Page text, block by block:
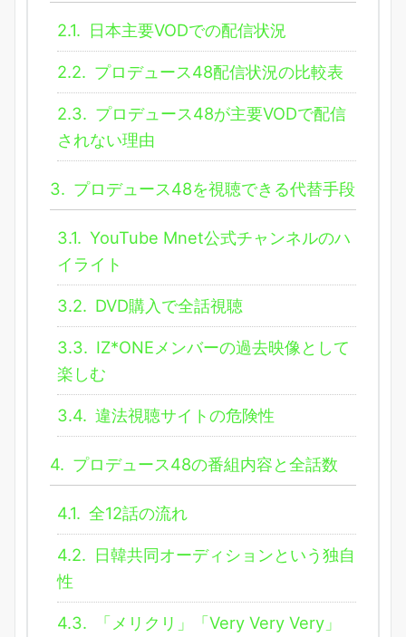
2.1. 日本主要VODでの配信状況
2.2. プロデュース48配信状況の比較表
2.3. プロデュース48が主要VODで配信
されない理由
3. プロデュース48を視聴できる代替手段
3.1. YouTube Mnet公式チャンネルのハ
イライト
3.2. DVD購入で全話視聴
3.3. IZ*ONEメンバーの過去映像として
楽しむ
3.4. 違法視聴サイトの危険性
4. プロデュース48の番組内容と全話数
4.1. 全12話の流れ
4.2. 日韓共同オーディションという独自
性
4.3.
「メリクリ」「Very Very Very」